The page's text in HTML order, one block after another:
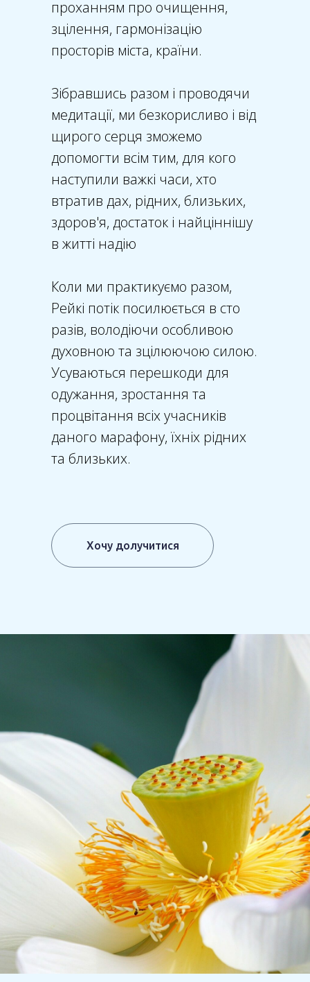
проханням про очищення,
зцілення, гармонізацію
просторів міста, країни.
Зібравшись разом і проводячи
медитації, ми безкорисливо і від
щирого серця зможемо
допомогти всім тим, для кого
наступили важкі часи, хто
втратив дах, рідних, близьких,
здоров'я, достаток і найціннішу
в житті надію
Коли ми практикуємо разом,
Рейкі потік посилюється в сто
разів, володіючи особливою
духовною та зцілюючою силою.
Усуваються перешкоди для
одужання, зростання та
процвітання всіх учасників
даного марафону, їхніх рідних
та близьких.
Хочу долучитися